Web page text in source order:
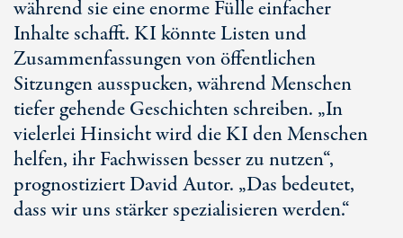
während sie eine enorme Fülle einfacher
Inhalte schafft. KI könnte Listen und
Zusammenfassungen von öffentlichen
Sitzungen ausspucken, während Menschen
tiefer gehende Geschichten schreiben. „In
vielerlei Hinsicht wird die KI den Menschen
helfen, ihr Fachwissen besser zu nutzen“,
prognostiziert David Autor. „Das bedeutet,
dass wir uns stärker spezialisieren werden.“